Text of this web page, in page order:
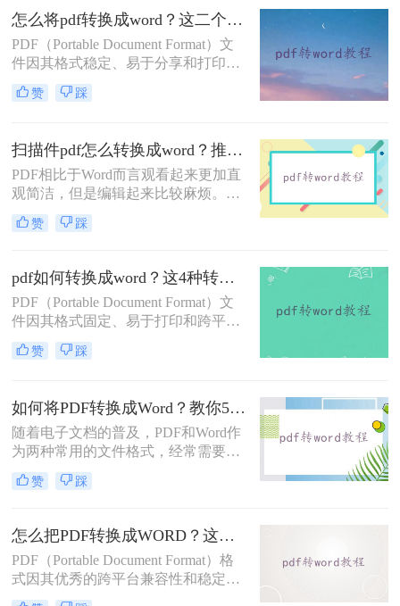
法。那么pdf转word文档怎么免费转
呢？本文将为您详细介绍几种免费的
PDF转Word的方法，让您轻松应对各
种转换需求。
怎么将pdf转换成word？这二个方法让你快速操作!！
PDF（Portable Document Format）文
件因其格式稳定、易于分享和打印的
特点而广受欢迎。然而，当我们需要
编辑或修改其中的文本内容时，PDF
（如.docx或.doc格式）就显得尤为重
要。那么怎么将pdf转换成word呢？下
面，我将详细介绍二种将PDF转换成
Word的方法。
赞 踩
扫描件pdf怎么转换成word？推荐三种转换方法！
PDF相比于Word而言观看起来更加直
观简洁，但是编辑起来比较麻烦。我
们在办公的过程中经常会收到PDF格
式的文档，编辑整理PDF文档时就需
件pdf怎么转换成word吗？你知道哪种
转换方式会让排版不错乱吗？今天就
来教大家一招！
赞 踩
pdf如何转换成word？这4种转换方法快来了解下！
PDF（Portable Document Format）文
件因其格式固定、易于打印和跨平台
兼容性而广受欢迎。然而，当需要编
辑或修改PDF中的文本内容时，将其
word呢？下面将详细介绍几种将PDF
转换成Word的方法，帮助您轻松实现
这一操作。
赞 踩
如何将PDF转换成Word？教你5钟快捷格式转换方法！
随着电子文档的普及，PDF和Word作
为两种常用的文件格式，经常需要在
它们之间进行转换。特别是在需要将
PDF中的文本内容编辑或修改时，将
需求。那么如何将PDF转换成Word
呢？下面将详细介绍几种将PDF转换
成Word的方法，帮助您轻松实现这一
操作。
赞 踩
怎么把PDF转换成WORD？这三种转换方法快来看！
PDF（Portable Document Format）格
式因其优秀的跨平台兼容性和稳定的
文档展示效果，在日常生活和工作中